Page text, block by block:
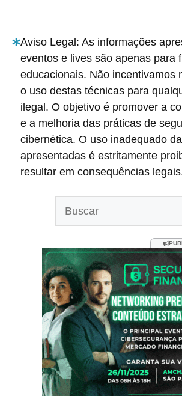
Aviso Legal: As informações
eventos e lives são apenas para
educacionais. Não incentivamos
o uso destas técnicas para
ilegal. O objetivo é promover a
e a melhoria das práticas de
cibernética. O uso inadequado
apresentadas é estritamente
resultar em consequências